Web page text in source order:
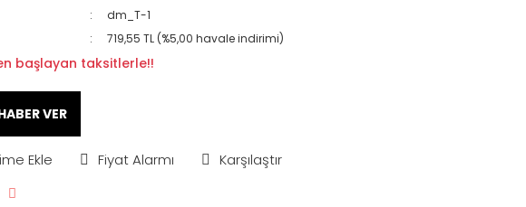
dm_T-1
719,55 TL (%5,00 havale indirimi)
başlayan taksitlerle!!
VER
Fiyat Alarmı Karşılaştır